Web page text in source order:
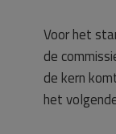
Voor het
de
de kern
het